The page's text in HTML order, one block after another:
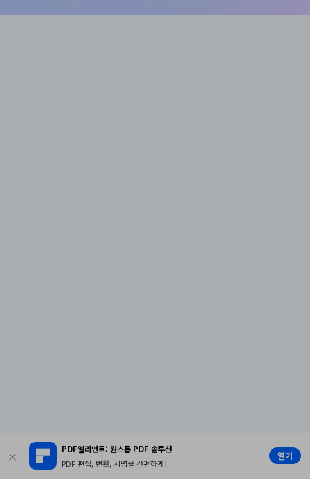
PDF엘리먼트: 원스톱 PDF 솔루션
PDF 편집, 변환, 서명을 간편하게!
열기